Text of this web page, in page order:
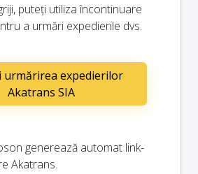
puteți utiliza încontinuare
a urmări expedierile dvs.
urmărirea expedierilor
Akatrans SIA
generează automat link-
Akatrans.